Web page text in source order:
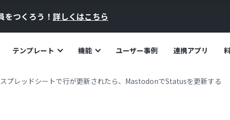
つくろう！ 詳しくはこちら
テンプレート 機能 ユーザー事例 連携アプリ
プレッドシートで行が更新されたら、MastodonでStatusを更新する